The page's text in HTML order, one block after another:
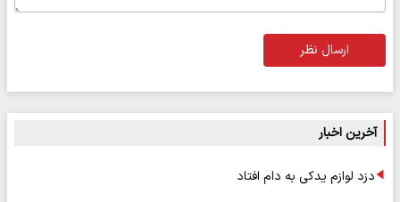
ارسال نظر
آخرین اخبار
دزد لوازم یدکی به دام افتاد